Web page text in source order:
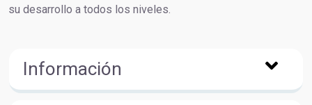
su desarrollo a todos los niveles.
Información